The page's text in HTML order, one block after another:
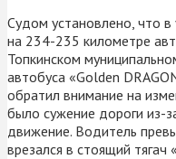
Судом установлено, что
на 234-235 километре
Топкинском
автобуса «Golden
обратил внимание на
было сужение дороги из-
движение. Водитель
врезался в стоящий тягач